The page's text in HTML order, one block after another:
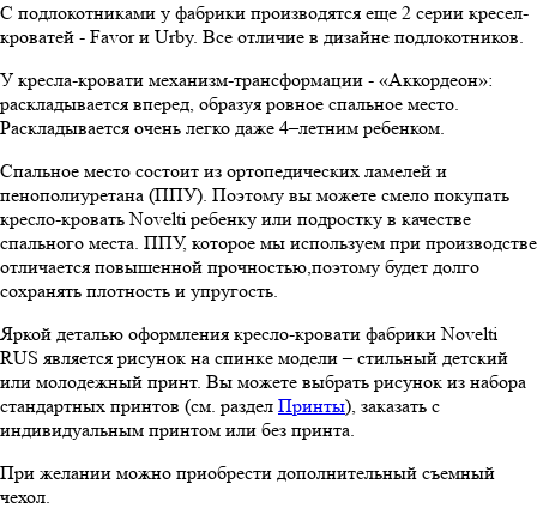
С подлокотниками у фабрики производятся еще 2 серии кресел-
кроватей - Favor и Urby. Все отличие в дизайне подлокотников.
У кресла-кровати механизм-трансформации - «Аккордеон»:
раскладывается вперед, образуя ровное спальное место.
Раскладывается очень легко даже 4–летним ребенком.
Cпальное место состоит из ортопедических ламелей и
пенополиуретана (ППУ). Поэтому вы можете смело покупать
кресло-кровать Novelti ребенку или подростку в качестве
спального места. ППУ, которое мы используем при производстве
отличается повышенной прочностью,поэтому будет долго
сохранять плотность и упругость.
Яркой деталью оформления кресло-кровати фабрики Novelti
RUS является рисунок на спинке модели – стильный детский
или молодежный принт. Вы можете выбрать рисунок из набора
стандартных принтов (см. раздел Принты), заказать с
индивидуальным принтом или без принта.
При желании можно приобрести дополнительный съемный
чехол.